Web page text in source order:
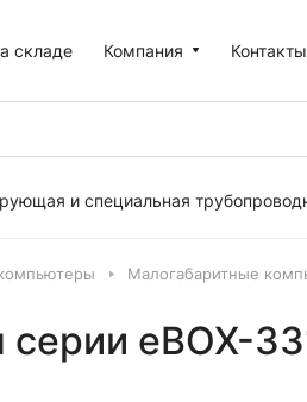
складе Компания Контакты
и специальная
Малогабаритные
eBOX-